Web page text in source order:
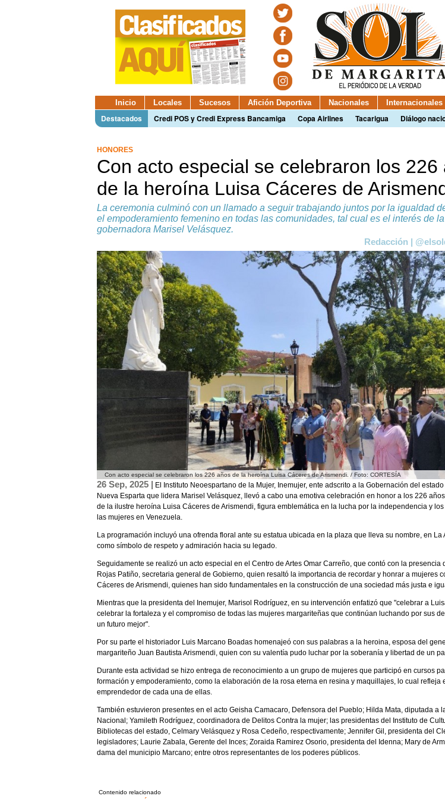
Inicio Locales Sucesos Afición Deportiva Nacionales Internacionales
Destacados Credi POS y Credi Express Bancamiga Copa Airlines Tacarigua Diálogo
HONORES
Con acto especial se celebraron los 226
de la heroína Luisa Cáceres de
La ceremonia culminó con un llamado a seguir trabajando juntos por la igualdad
el empoderamiento femenino en todas las comunidades, tal cual es el interés de la
gobernadora Marisel Velásquez.
Redacción |
Con acto especial se celebraron los 226 años de la heroína Luisa Cáceres de Arismendi. / Foto: CORTESÍA
26 Sep, 2025 | El Instituto Neoespartano de la Mujer, Inemujer, ente adscrito a la Gobernación del
Nueva Esparta que lidera Marisel Velásquez, llevó a cabo una emotiva celebración en honor a los 226
de la ilustre heroína Luisa Cáceres de Arismendi, figura emblemática en la lucha por la independencia y
las mujeres en Venezuela.
La programación incluyó una ofrenda floral ante su estatua ubicada en la plaza que lleva su nombre, en La
como símbolo de respeto y admiración hacia su legado.
Seguidamente se realizó un acto especial en el Centro de Artes Omar Carreño, que contó con la presencia
Rojas Patiño, secretaria general de Gobierno, quien resaltó la importancia de recordar y honrar a mujeres
Cáceres de Arismendi, quienes han sido fundamentales en la construcción de una sociedad más justa e
Mientras que la presidenta del Inemujer, Marisol Rodríguez, en su intervención enfatizó que "celebrar a
celebrar la fortaleza y el compromiso de todas las mujeres margariteñas que continúan luchando por sus
un futuro mejor".
Por su parte el historiador Luis Marcano Boadas homenajeó con sus palabras a la heroina, esposa del
margariteño Juan Bautista Arismendi, quien con su valentía pudo luchar por la soberanía y libertad de un
Durante esta actividad se hizo entrega de reconocimiento a un grupo de mujeres que participó en cursos
formación y empoderamiento, como la elaboración de la rosa eterna en resina y maquillajes, lo cual refleja
emprendedor de cada una de ellas.
También estuvieron presentes en el acto Geisha Camacaro, Defensora del Pueblo; Hilda Mata, diputada a
Nacional; Yamileth Rodríguez, coordinadora de Delitos Contra la mujer; las presidentas del Instituto de
Bibliotecas del estado, Celmary Velásquez y Rosa Cedeño, respectivamente; Jennifer Gil, presidenta del
legisladores; Laurie Zabala, Gerente del Inces; Zoraida Ramirez Osorio, presidenta del Idenna; Mary de
dama del municipio Marcano; entre otros representantes de los poderes públicos.
Contenido relacionado